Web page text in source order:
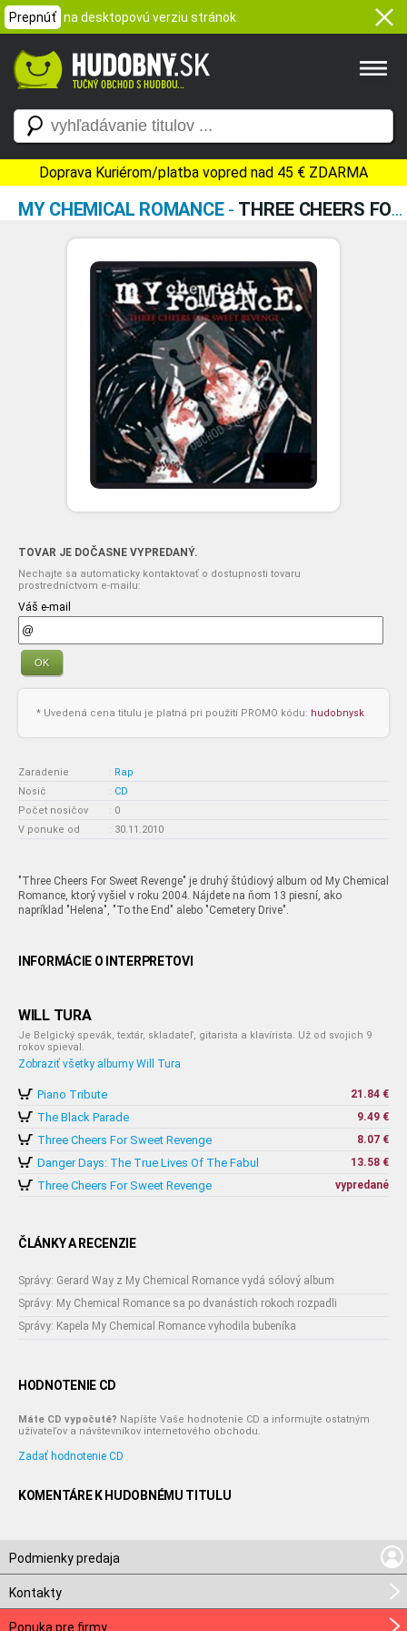
Prepnúť na desktopovú verziu stránok
Doprava Kuriérom/platba vopred nad 45 € ZDARMA
MY CHEMICAL ROMANCE- THREE CHEERS FOR SWEET REVENGE
TOVAR JE DOČASNE VYPREDANÝ.
Nechajte sa automaticky kontaktovať o dostupnosti tovaru
prostredníctvom e-mailu:
Váš e-mail
OK
* Uvedená cena titulu je platná pri použití PROMO kódu: hudobnysk
Zaradenie : Rap
Nosič
: CD
Počet nosičov
: 0
V ponuke od
: 30.11.2010
"Three Cheers For Sweet Revenge" je druhý štúdiový album od My Chemical
Romance, ktorý vyšiel v roku 2004. Nájdete na ňom 13 piesní, ako
napríklad "Helena", "To the End" alebo "Cemetery Drive".
INFORMÁCIE O INTERPRETOVI
WILL TURA
Je Belgický spevák, textár, skladateľ, gitarista a klavírista. Už od svojich 9
rokov spieval.
Zobraziť všetky albumy Will Tura
Piano Tribute 21.84 €
The Black Parade 9.49 €
Three Cheers For Sweet Revenge 8.07 €
Danger Days: The True Lives Of The Fabul 13.58 €
Three Cheers For Sweet Revenge vypredané
ČLÁNKY A RECENZIE
Správy: Gerard Way z My Chemical Romance vydá sólový album
Správy: My Chemical Romance sa po dvanástich rokoch rozpadli
Správy: Kapela My Chemical Romance vyhodila bubeníka
HODNOTENIE CD
Máte CD vypočuté? Napíšte Vaše hodnotenie CD a informujte ostatným
užívateľov a návštevníkov internetového obchodu.
Zadať hodnotenie CD
KOMENTÁRE K HUDOBNÉMU TITULU
Podmienky predaja
Kontakty
Ponuka pre firmy